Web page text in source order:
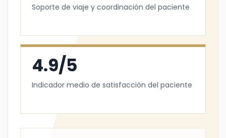
Soporte de viaje y coordinación del paciente
4.9/5
Indicador medio de satisfacción del paciente